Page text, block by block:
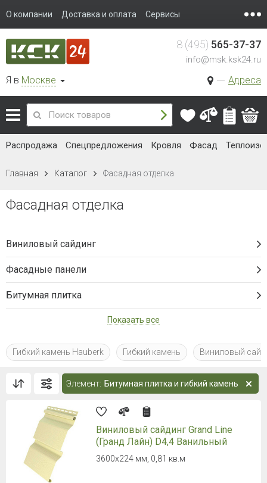
О компании Доставка и оплата Сервисы
Я в Москве Адреса
8 (495) 565-37-37
info@msk.ksk24.ru
Распродажа Спецпредложения Кровля Фасад
Главная Каталог Фасадная отделка
Фасадная отделка
Виниловый сайдинг
Фасадные панели
Битумная плитка
Показать все
Гибкий камень Hauberk Гибкий камень Виниловый
Элемент: Битумная плитка и гибкий камень
Виниловый сайдинг Grand Line
(Гранд Лайн) D4,4 Ванильный
3600х224 мм, 0,81 кв.м